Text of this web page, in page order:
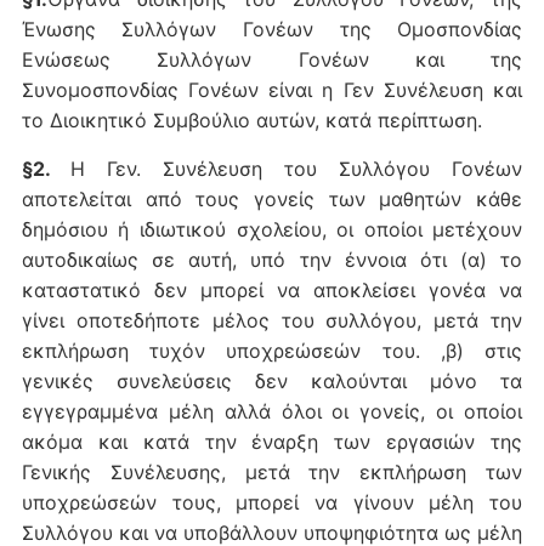
Ένωσης Συλλόγων Γονέων της Ομοσπονδίας
Ενώσεως Συλλόγων Γονέων και της
Συνομοσπονδίας Γονέων είναι η Γεν Συνέλευση και
το Διοικητικό Συμβούλιο αυτών, κατά περίπτωση.
§2. Η Γεν. Συνέλευση του Συλλόγου Γονέων
αποτελείται από τους γονείς των μαθητών κάθε
δημόσιου ή ιδιωτικού σχολείου, οι οποίοι μετέχουν
αυτοδικαίως σε αυτή, υπό την έννοια ότι (α) το
καταστατικό δεν μπορεί να αποκλείσει γονέα να
γίνει οποτεδήποτε μέλος του συλλόγου, μετά την
εκπλήρωση τυχόν υποχρεώσεών του. ,β) στις
γενικές συνελεύσεις δεν καλούνται μόνο τα
εγγεγραμμένα μέλη αλλά όλοι οι γονείς, οι οποίοι
ακόμα και κατά την έναρξη των εργασιών της
Γενικής Συνέλευσης, μετά την εκπλήρωση των
υποχρεώσεών τους, μπορεί να γίνουν μέλη του
Συλλόγου και να υποβάλλουν υποψηφιότητα ως μέλη